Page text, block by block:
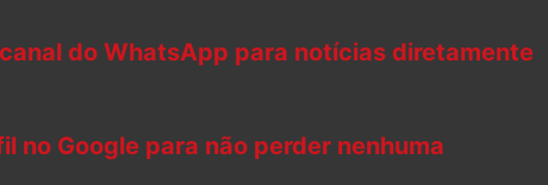
do WhatsApp para notícias diretamente
no Google para não perder nenhuma